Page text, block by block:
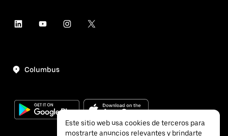
Columbus
Este sitio web usa cookies de terceros para
mostrarte anuncios relevantes y brindarte